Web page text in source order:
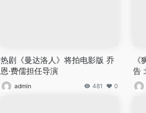
热剧《曼达洛人》将拍电影版 乔
恩·费儒担任导演
admin 481 0
告